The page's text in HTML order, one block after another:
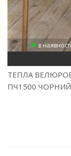
в наявності
ТЕПЛА
ПЧ1500 ЧОРНИЙ